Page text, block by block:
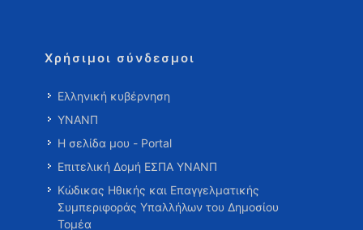
Χρήσιμοι σύνδεσμοι
Ελληνική κυβέρνηση
ΥΝΑΝΠ
Η σελίδα μου - Portal
Επιτελική Δομή ΕΣΠΑ ΥΝΑΝΠ
Κώδικας Ηθικής και Επαγγελματικής
Συμπεριφοράς Υπαλλήλων του Δημοσίου
Τομέα